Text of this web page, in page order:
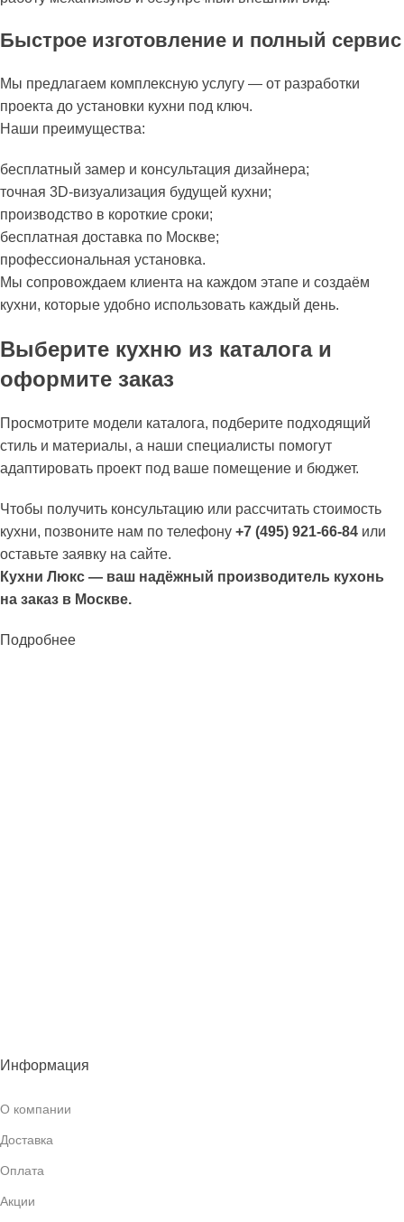
Быстрое изготовление и полный сервис
Мы предлагаем комплексную услугу — от разработки
проекта до установки кухни под ключ.
Наши преимущества:
бесплатный замер и консультация дизайнера;
точная 3D-визуализация будущей кухни;
производство в короткие сроки;
бесплатная доставка по Москве;
профессиональная установка.
Мы сопровождаем клиента на каждом этапе и создаём
кухни, которые удобно использовать каждый день.
Выберите кухню из каталога и
оформите заказ
Просмотрите модели каталога, подберите подходящий
стиль и материалы, а наши специалисты помогут
адаптировать проект под ваше помещение и бюджет.
Чтобы получить консультацию или рассчитать стоимость
кухни, позвоните нам по телефону +7 (495) 921-66-84 или
оставьте заявку на сайте.
Кухни Люкс — ваш надёжный производитель кухонь
на заказ в Москве.
Подробнее
Информация
О компании
Доставка
Оплата
Акции